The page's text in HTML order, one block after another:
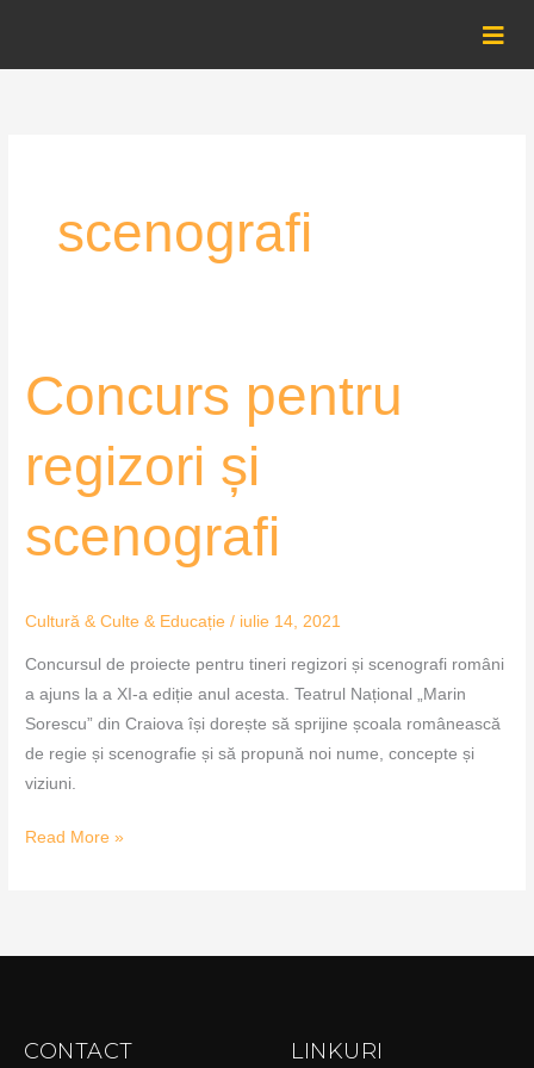
content
scenografi
Concurs pentru
regizori și
scenografi
Cultură & Culte & Educație / iulie 14, 2021
Concursul de proiecte pentru tineri regizori și scenografi români
a ajuns la a XI-a ediție anul acesta. Teatrul Național „Marin
Sorescu” din Craiova își dorește să sprijine școala românească
de regie și scenografie și să propună noi nume, concepte și
viziuni.
Concurs
pentru
și
scenografi
Read More »
CONTACT LINKURI